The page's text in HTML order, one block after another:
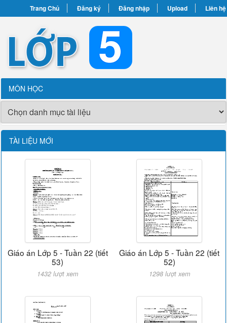
Trang Chủ Đăng ký Đăng nhập Upload Liên hệ
MÔN HỌC
TÀI LIỆU MỚI
Giáo án Lớp 5 - Tuần 22 (tiết
53)
1432 lượt xem
Giáo án Lớp 5 - Tuần 22 (tiết
52)
1298 lượt xem